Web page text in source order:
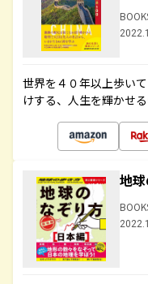
世界を４０年以上歩い
けする、人生を輝かせ
地